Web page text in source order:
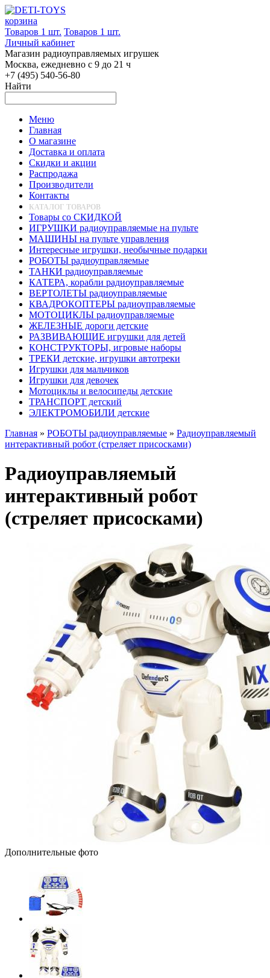
корзина
Товаров 1 шт. Товаров 1 шт.
Личный кабинет
Магазин радиоуправляемых игрушек
Москва, ежедневно с 9 до 21 ч
+7 (495) 540-56-80
Найти
Меню
Главная
О магазине
Доставка и оплата
Скидки и акции
Распродажа
Производители
Контакты
КАТАЛОГ ТОВАРОВ
Товары со СКИДКОЙ
ИГРУШКИ радиоуправляемые на пульте
МАШИНЫ на пульте управления
Интересные игрушки, необычные подарки
РОБОТЫ радиоуправляемые
ТАНКИ радиоуправляемые
КАТЕРА, корабли радиоуправляемые
ВЕРТОЛЕТЫ радиоуправляемые
КВАДРОКОПТЕРЫ радиоуправляемые
МОТОЦИКЛЫ радиоуправляемые
ЖЕЛЕЗНЫЕ дороги детские
РАЗВИВАЮЩИЕ игрушки для детей
КОНСТРУКТОРЫ, игровые наборы
ТРЕКИ детские, игрушки автотреки
Игрушки для мальчиков
Игрушки для девочек
Мотоциклы и велосипеды детские
ТРАНСПОРТ детский
ЭЛЕКТРОМОБИЛИ детские
Главная » РОБОТЫ радиоуправляемые » Радиоуправляемый
интерактивный робот (стреляет присосками)
Радиоуправляемый
интерактивный робот
(стреляет присосками)
Дополнительные фото